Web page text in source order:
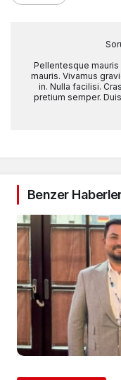
Pellentesque
mauris. Vivamus
in. Nulla facilisi.
pretium semper.
Benzer